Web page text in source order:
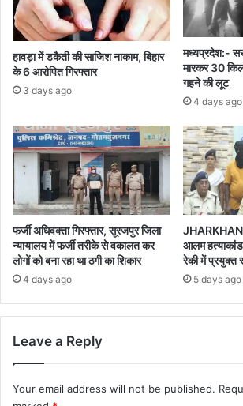
हावड़ा में डकैती की साजिश नाकाम, बिहार
के 6 आरोपित गिरफ्तार
3 days ago
मध्यप्रदेश:-
मारकर 30
गहने की लूट
4 days ago
फर्जी अधिवक्ता गिरफ्तार, सूरजपुर जिला
न्यायालय में फर्जी तरीके से वकालत कर
लोगों को बना रहा था ठगी का शिकार
4 days ago
आलम हत्याकांड
रेकी में प्रयुक्त
5 days ago
Leave a Reply
Your email address will not be published.